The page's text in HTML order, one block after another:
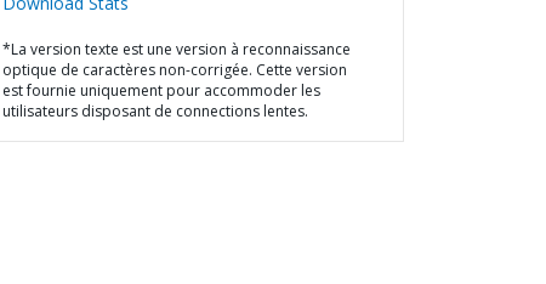
*La version texte est une version à reconnaissance
optique de caractères non-corrigée. Cette version
est fournie uniquement pour accommoder les
utilisateurs disposant de connections lentes.